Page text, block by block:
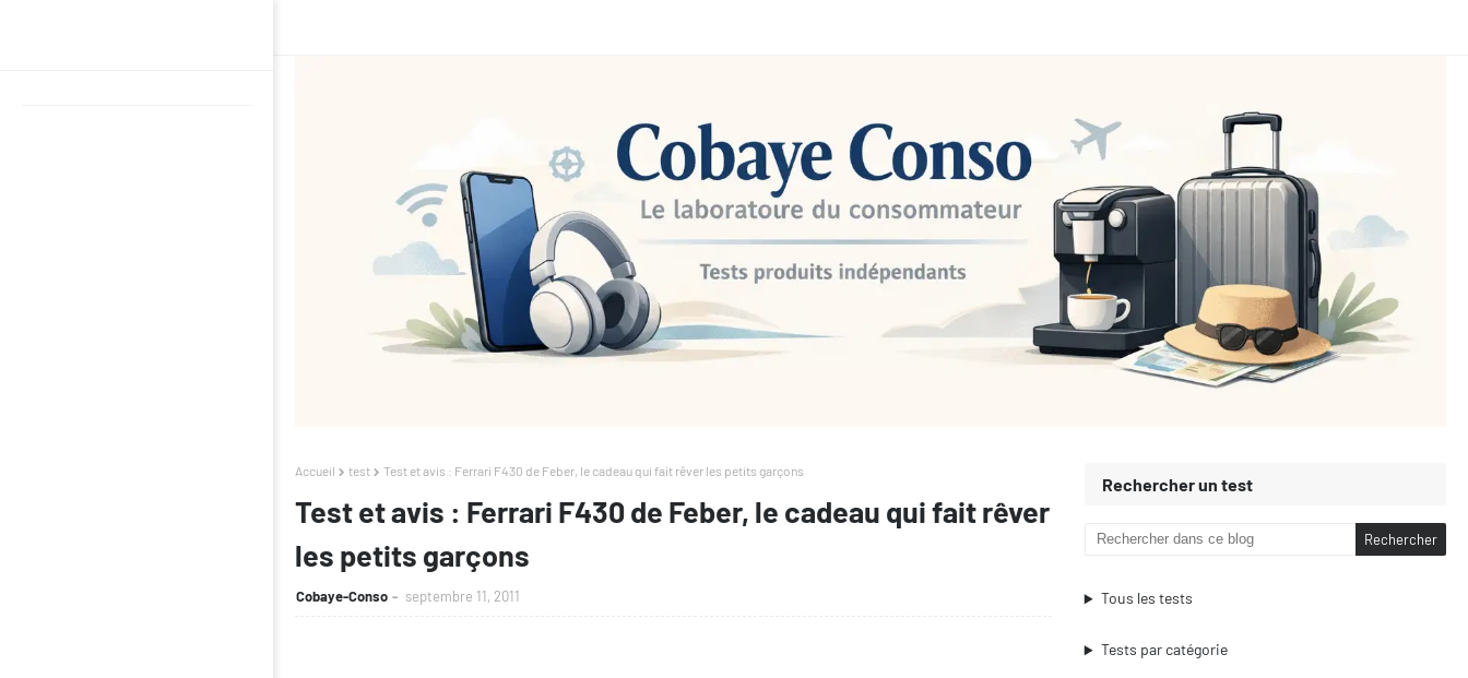
Accueil test Test et avis : Ferrari F430 de Feber, le cadeau qui fait rêver les petits garçons
Test et avis : Ferrari F430 de Feber, le cadeau qui fait rêver
les petits garçons
Cobaye-Conso septembre 11, 2011
Rechercher un test
Tous les tests
Tests par catégorie